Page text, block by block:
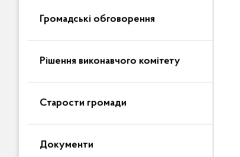
Громадські обговорення
Рішення виконавчого комітету
Старости громади
Документи